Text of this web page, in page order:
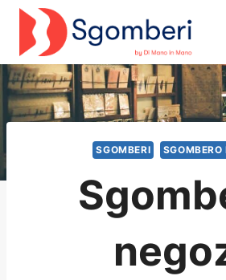
Salta
contenuto
SGOMBERI SGOMBERO